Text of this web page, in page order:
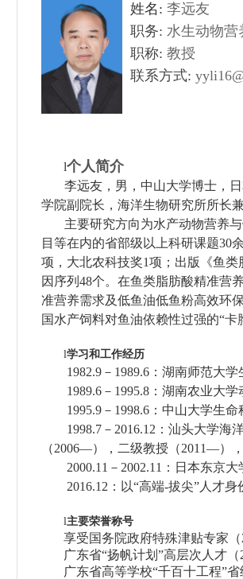
姓名: 李远友
职务: 水生动物营
职称: 教授
联系方式:
l个人简介
李远友，男，中山大学博士，
学院副院长，海洋生物研究所所长
主要研究方向为水产动物营养
目等在内的省部级以上科研课题30
项，大北农科技奖1项；出版《鱼
因序列48个。在鱼类脂肪酸精准营
准营养需求及低鱼油低鱼粉高效环
国水产饲料对鱼油依赖性过强的“卡
l学习和工作经历
1982.9－1989.6：湖南师范大
1989.6－1995.8：湖南农业大
1995.9－1998.6：中山大学生
1998.7－2016.12：汕头大学
（2006—），二级教授（2011—）
2000.11－2002.11：日本东京
2016.12：以“高端-拔尖”人才
l主要荣誉称号
享受国务院政府特殊津贴专家（
广东省“扬帆计划 ”高层次人才（
广东省高等学校“千百十工程”省